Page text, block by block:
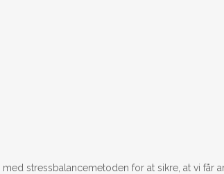
stressbalancemetoden for at sikre, at vi får